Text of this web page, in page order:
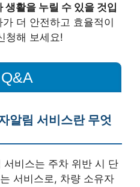
생활을 누릴 수 있을 것입
더 안전하고 효율적이
청해 보세요!
알림 서비스란 무엇
서비스는 주차 위반 시 단
서비스로, 차량 소유자